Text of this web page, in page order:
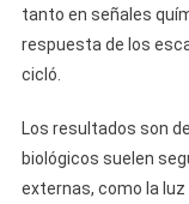
tanto en señales
respuesta de los
cicló.
Los resultados son
biológicos suelen
externas, como la